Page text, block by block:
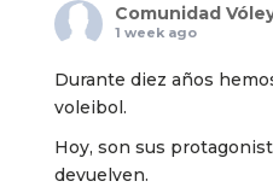
Comunidad
1 week ago
Durante diez años
voleibol.
Hoy, son sus
devuelven.